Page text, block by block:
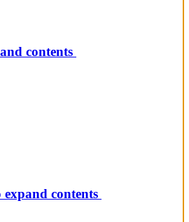
contents
expand contents